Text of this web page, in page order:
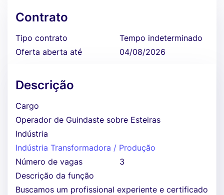
Contrato
Tipo contrato
Tempo indeterminado
Oferta aberta até
04/08/2026
Descrição
Cargo
Operador de Guindaste sobre Esteiras
Indústria
Indústria Transformadora / Produção
Número de vagas
3
Descrição da função
Buscamos um profissional experiente e certificado